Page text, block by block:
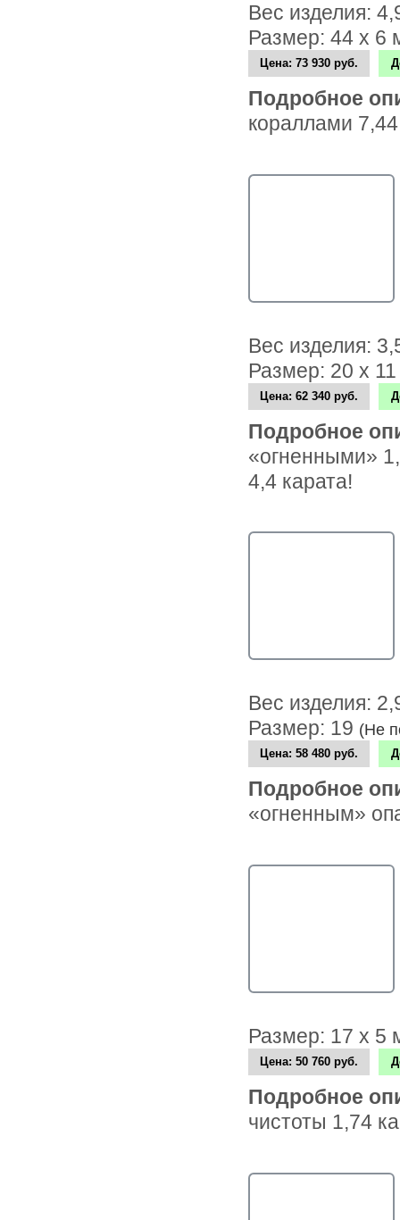
Вес изделия:
Размер: 44 х 6
Цена:73 930 руб.
Подробное
кораллами
Вес изделия:
Размер: 20 х
Цена:62 340 руб.
Подробное
«огненными»
4,4 карата!
Вес изделия:
Размер: 19 (Не
Цена:58 480 руб.
Подробное
«огненным»
Размер: 17 х 5
Цена:50 760 руб.
Подробное
чистоты 1,74